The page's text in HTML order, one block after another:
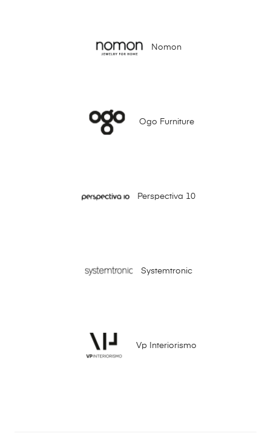
Nomon
Ogo Furniture
Perspectiva 10
Systemtronic
Vp Interiorismo